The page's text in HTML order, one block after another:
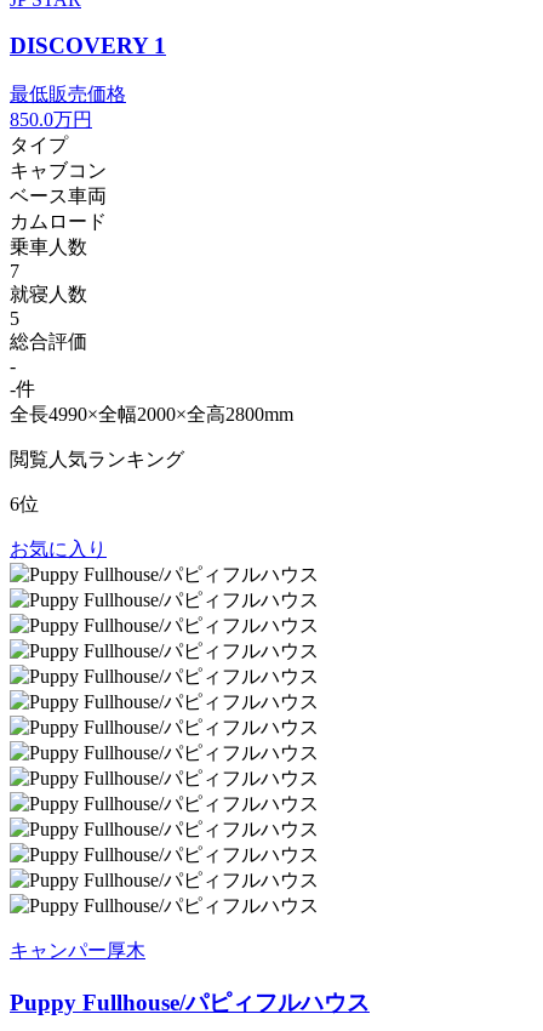
DISCOVERY 1
最低販売価格
850.0万円
タイプ
キャブコン
ベース車両
カムロード
乗車人数
7
就寝人数
5
総合評価
-
-件
全長4990×全幅2000×全高2800mm
閲覧人気ランキング
6位
お気に入り
キャンパー厚木
Puppy Fullhouse/パピィフルハウス